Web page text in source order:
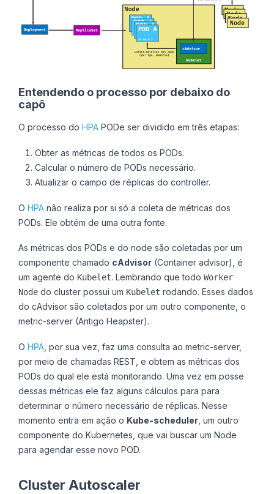
Entendendo o processo por debaixo do
capô
O processo do HPA PODe ser dividido em três etapas:
Obter as métricas de todos os PODs.
Calcular o número de PODs necessário.
Atualizar o campo de réplicas do controller.
O HPA não realiza por si só a coleta de métricas dos
PODs. Ele obtém de uma outra fonte.
As métricas dos PODs e do node são coletadas por um
componente chamado cAdvisor (Container advisor), é
um agente do Kubelet. Lembrando que todo Worker
Node do cluster possui um Kubelet rodando. Esses dados
do cAdvisor são coletados por um outro componente, o
metric-server (Antigo Heapster).
O HPA , por sua vez, faz uma consulta ao metric-server,
por meio de chamadas REST, e obtem as métricas dos
PODs do qual ele está monitorando. Uma vez em posse
dessas métricas ele faz alguns cálculos para para
determinar o número necessário de réplicas. Nesse
momento entra em ação o Kube-scheduler , um outro
componente do Kubernetes, que vai buscar um Node
para agendar esse novo POD.
Cluster Autoscaler